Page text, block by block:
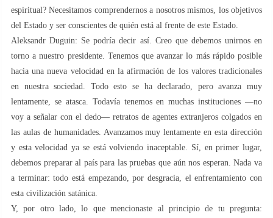
espiritual? Necesitamos comprendernos a nosotros mismos, los objetivos
del Estado y ser conscientes de quién está al frente de este Estado.
Aleksandr Duguin: Se podría decir así. Creo que debemos unirnos en
torno a nuestro presidente. Tenemos que avanzar lo más rápido posible
hacia una nueva velocidad en la afirmación de los valores tradicionales
en nuestra sociedad. Todo esto se ha declarado, pero avanza muy
lentamente, se atasca. Todavía tenemos en muchas instituciones —no
voy a señalar con el dedo— retratos de agentes extranjeros colgados en
las aulas de humanidades. Avanzamos muy lentamente en esta dirección
y esta velocidad ya se está volviendo inaceptable. Sí, en primer lugar,
debemos preparar al país para las pruebas que aún nos esperan. Nada va
a terminar: todo está empezando, por desgracia, el enfrentamiento con
esta civilización satánica.
Y, por otro lado, lo que mencionaste al principio de tu pregunta: